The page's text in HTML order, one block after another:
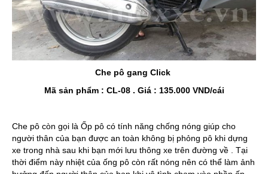
Che pô gang Click
Mã sản phẩm : CL-08 . Giá : 135.000 VND/cái
Che pô còn gọi là Ốp pô có tính năng chống nóng giúp cho
người thân của bạn được an toàn không bị phỏng pô khi dựng
xe trong nhà sau khi bạn mới lưu thông xe trên đường về . Tại
thời điểm này nhiệt của ống pô còn rất nóng nên có thể làm ảnh